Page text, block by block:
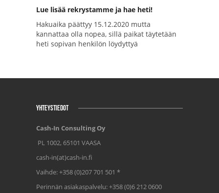
Lue lisää rekrystamme ja hae heti!
Hakuaika päättyy 15.12.2020 mutta
kannattaa olla nopea, sillä paikat täytetään
heti sopivan henkilön löydyttyä
YHTEYSTIEDOT
Cash-In Consulting Oy
PL 1002, 65101 VAASA
cash-in(at)cash-in.fi
Vaihde: +358 (0)207 701 501 *
Perinnän asiakaspalvelu: +358 (0)6 212 0600